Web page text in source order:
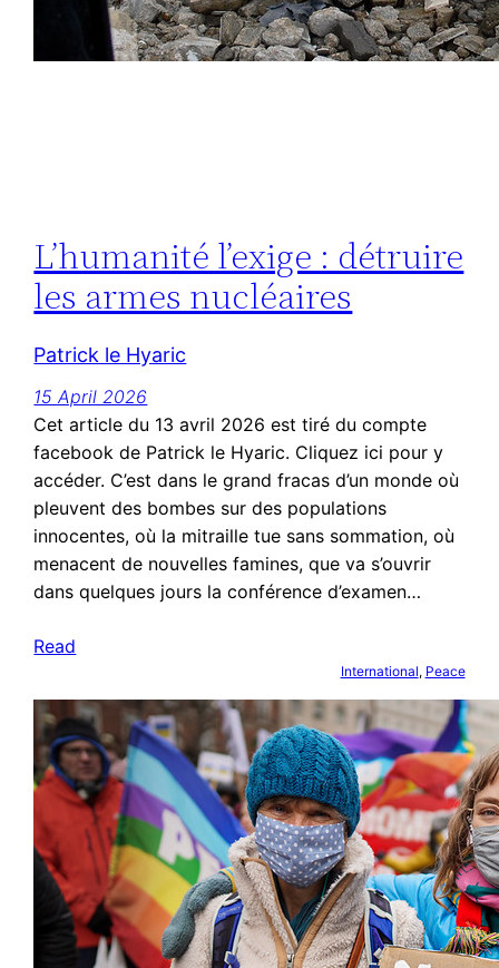
L’humanité l’exige : détruire
les armes nucléaires
Patrick le Hyaric
15 April 2026
Cet article du 13 avril 2026 est tiré du compte
facebook de Patrick le Hyaric. Cliquez ici pour y
accéder. C’est dans le grand fracas d’un monde où
pleuvent des bombes sur des populations
innocentes, où la mitraille tue sans sommation, où
menacent de nouvelles famines, que va s’ouvrir
dans quelques jours la conférence d’examen…
Read
International, Peace